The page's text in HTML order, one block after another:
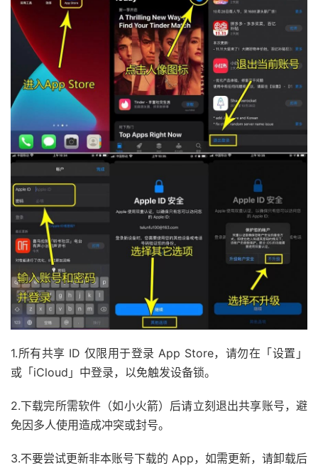
1.所有共享 ID 仅限用于登录 App Store，请勿在「设置」
或「iCloud」中登录，以免触发设备锁。
2.下载完所需软件（如小火箭）后请立刻退出共享账号，避
免因多人使用造成冲突或封号。
3.不要尝试更新非本账号下载的 App，如需更新，请卸载后